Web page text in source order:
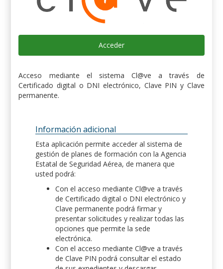
Acceder
Acceso mediante el sistema Cl@ve a través de
Certificado digital o DNI electrónico, Clave PIN y Clave
permanente.
Información adicional
Esta aplicación permite acceder al sistema de
gestión de planes de formación con la Agencia
Estatal de Seguridad Aérea, de manera que
usted podrá:
Con el acceso mediante Cl@ve a través
de Certificado digital o DNI electrónico y
Clave permanente podrá firmar y
presentar solicitudes y realizar todas las
opciones que permite la sede
electrónica.
Con el acceso mediante Cl@ve a través
de Clave PIN podrá consultar el estado